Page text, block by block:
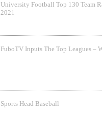
University Football Top 130 Team
2021
FuboTV Inputs The Top Leagues –
Sports Head Baseball